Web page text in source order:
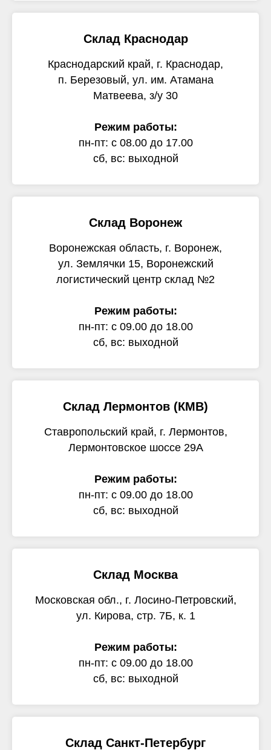
Склад Краснодар
Краснодарский край, г. Краснодар,
п. Березовый, ул. им. Атамана
Матвеева, з/у 30
Режим работы:
пн-пт: с 08.00 до 17.00
сб, вс: выходной
Склад Воронеж
Воронежская область, г. Воронеж,
ул. Землячки 15, Воронежский
логистический центр склад №2
Режим работы:
пн-пт: с 09.00 до 18.00
сб, вс: выходной
Склад Лермонтов (КМВ)
Ставропольский край, г. Лермонтов,
Лермонтовское шоссе 29А
Режим работы:
пн-пт: с 09.00 до 18.00
сб, вс: выходной
Склад Москва
Московская обл., г. Лосино-Петровский,
ул. Кирова, стр. 7Б, к. 1
Режим работы:
пн-пт: с 09.00 до 18.00
сб, вс: выходной
Склад Санкт-Петербург